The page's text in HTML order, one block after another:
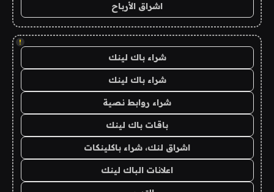
اشراق الأرباح
!
شراء باك لينك
شراء باك لينك
شراء روابط نصية
باقات باك لينك
اشراق لنك، شراء باكلينكات
اعلانات الباك لينك